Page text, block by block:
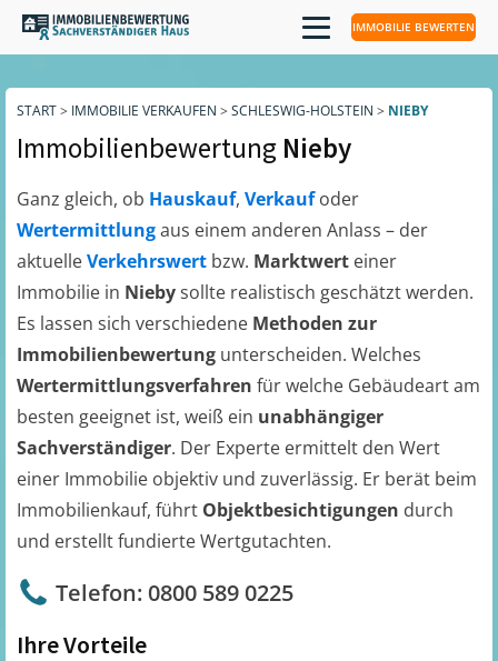
IMMOBILIE BEWERTEN
START> IMMOBILIE VERKAUFEN > SCHLESWIG-HOLSTEIN > NIEBY
Immobilienbewertung Nieby
Ganz gleich, ob Hauskauf, Verkaufoder
Wertermittlungaus einem anderen Anlass – der
aktuelleVerkehrswert bzw. Marktwert einer
Immobilie in Niebysollte realistisch geschätzt werden.
Es lassen sich verschiedene Methoden zur
Immobilienbewertung unterscheiden. Welches
Wertermittlungsverfahren für welche Gebäudeart am
besten geeignet ist, weiß ein unabhängiger
Sachverständiger. Der Experte ermittelt den Wert
einer Immobilie objektiv und zuverlässig. Er berät beim
Immobilienkauf, führt Objektbesichtigungen durch
und erstellt fundierte Wertgutachten.
Telefon: 0800 589 0225
Ihre Vorteile